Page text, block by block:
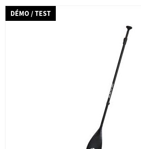
DÉMO / TEST